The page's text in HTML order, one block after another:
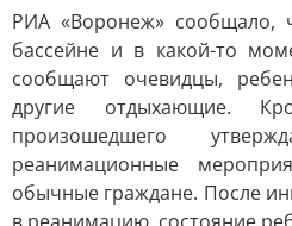
РИА «Воронеж» сообщало,
бассейне и в какой-то
сообщают очевидцы,
другие отдыхающие.
произошедшего
реанимационные
обычные граждане. После